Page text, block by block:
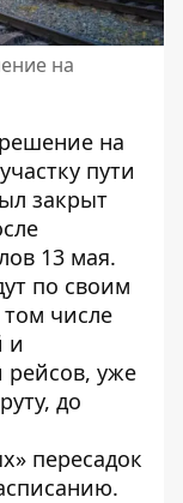
на
на
пути
закрыт
13 мая.
по своим
числе
и
рейсов, уже
до
пересадок